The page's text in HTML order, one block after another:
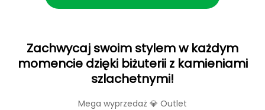
Zachwycaj swoim stylem w każdym
momencie dzięki biżuterii z kamieniami
szlachetnymi!
Mega wyprzedaż 💎 Outlet